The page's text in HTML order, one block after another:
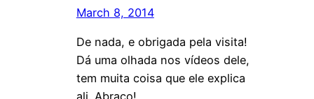
March 8, 2014
De nada, e obrigada pela visita!
Dá uma olhada nos vídeos dele,
tem muita coisa que ele explica